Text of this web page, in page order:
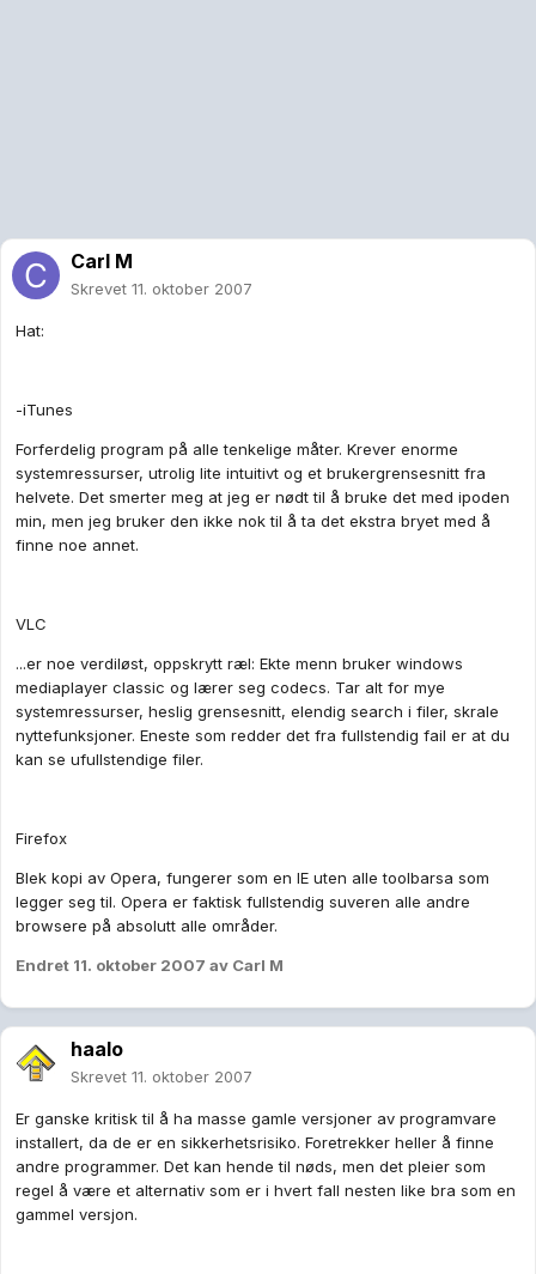
Carl M
Skrevet 11. oktober 2007
Hat:
-iTunes
Forferdelig program på alle tenkelige måter. Krever enorme
systemressurser, utrolig lite intuitivt og et brukergrensesnitt fra
helvete. Det smerter meg at jeg er nødt til å bruke det med ipoden
min, men jeg bruker den ikke nok til å ta det ekstra bryet med å
finne noe annet.
VLC
...er noe verdiløst, oppskrytt ræl: Ekte menn bruker windows
mediaplayer classic og lærer seg codecs. Tar alt for mye
systemressurser, heslig grensesnitt, elendig search i filer, skrale
nyttefunksjoner. Eneste som redder det fra fullstendig fail er at du
kan se ufullstendige filer.
Firefox
Blek kopi av Opera, fungerer som en IE uten alle toolbarsa som
legger seg til. Opera er faktisk fullstendig suveren alle andre
browsere på absolutt alle områder.
Endret 11. oktober 2007 av Carl M
haalo
Skrevet 11. oktober 2007
Er ganske kritisk til å ha masse gamle versjoner av programvare
installert, da de er en sikkerhetsrisiko. Foretrekker heller å finne
andre programmer. Det kan hende til nøds, men det pleier som
regel å være et alternativ som er i hvert fall nesten like bra som en
gammel versjon.